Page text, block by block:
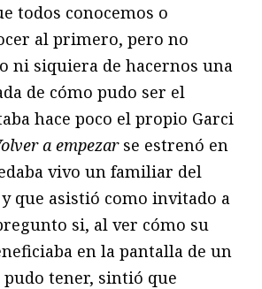
todos conocemos o
al primero, pero no
ni siquiera de hacernos una
de cómo pudo ser el
hace poco el propio Garci
a empezarse estrenó en
vivo un familiar del
que asistió como invitado a
si, al ver cómo su
en la pantalla de un
tener, sintió que